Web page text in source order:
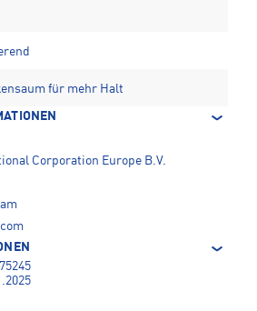
für mehr Halt
Corporation Europe B.V.